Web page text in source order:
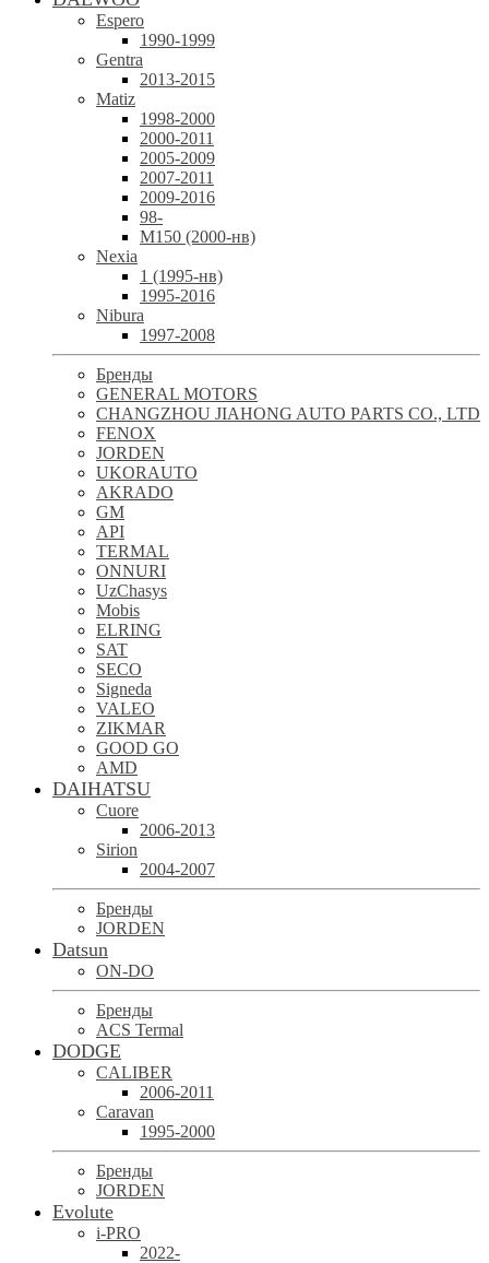
Espero
1990-1999
Gentra
2013-2015
Matiz
1998-2000
2000-2011
2005-2009
2007-2011
2009-2016
98-
М150 (2000-нв)
Nexia
1 (1995-нв)
1995-2016
Nibura
1997-2008
Бренды
GENERAL MOTORS
CHANGZHOU JIAHONG AUTO PARTS CO., LTD
FENOX
JORDEN
UKORAUTO
AKRADO
GM
API
TERMAL
ONNURI
UzChasys
Mobis
ELRING
SAT
SECO
Signeda
VALEO
ZIKMAR
GOOD GO
AMD
DAIHATSU
Cuore
2006-2013
Sirion
2004-2007
Бренды
JORDEN
Datsun
ON-DO
Бренды
ACS Termal
DODGE
CALIBER
2006-2011
Caravan
1995-2000
Бренды
JORDEN
Evolute
i-PRO
2022-